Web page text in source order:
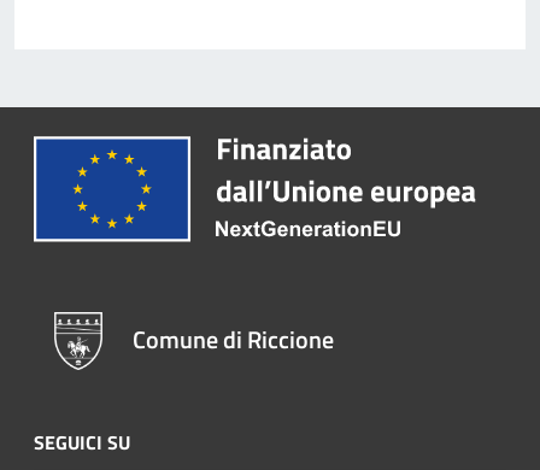
Comune di Riccione
SEGUICI SU